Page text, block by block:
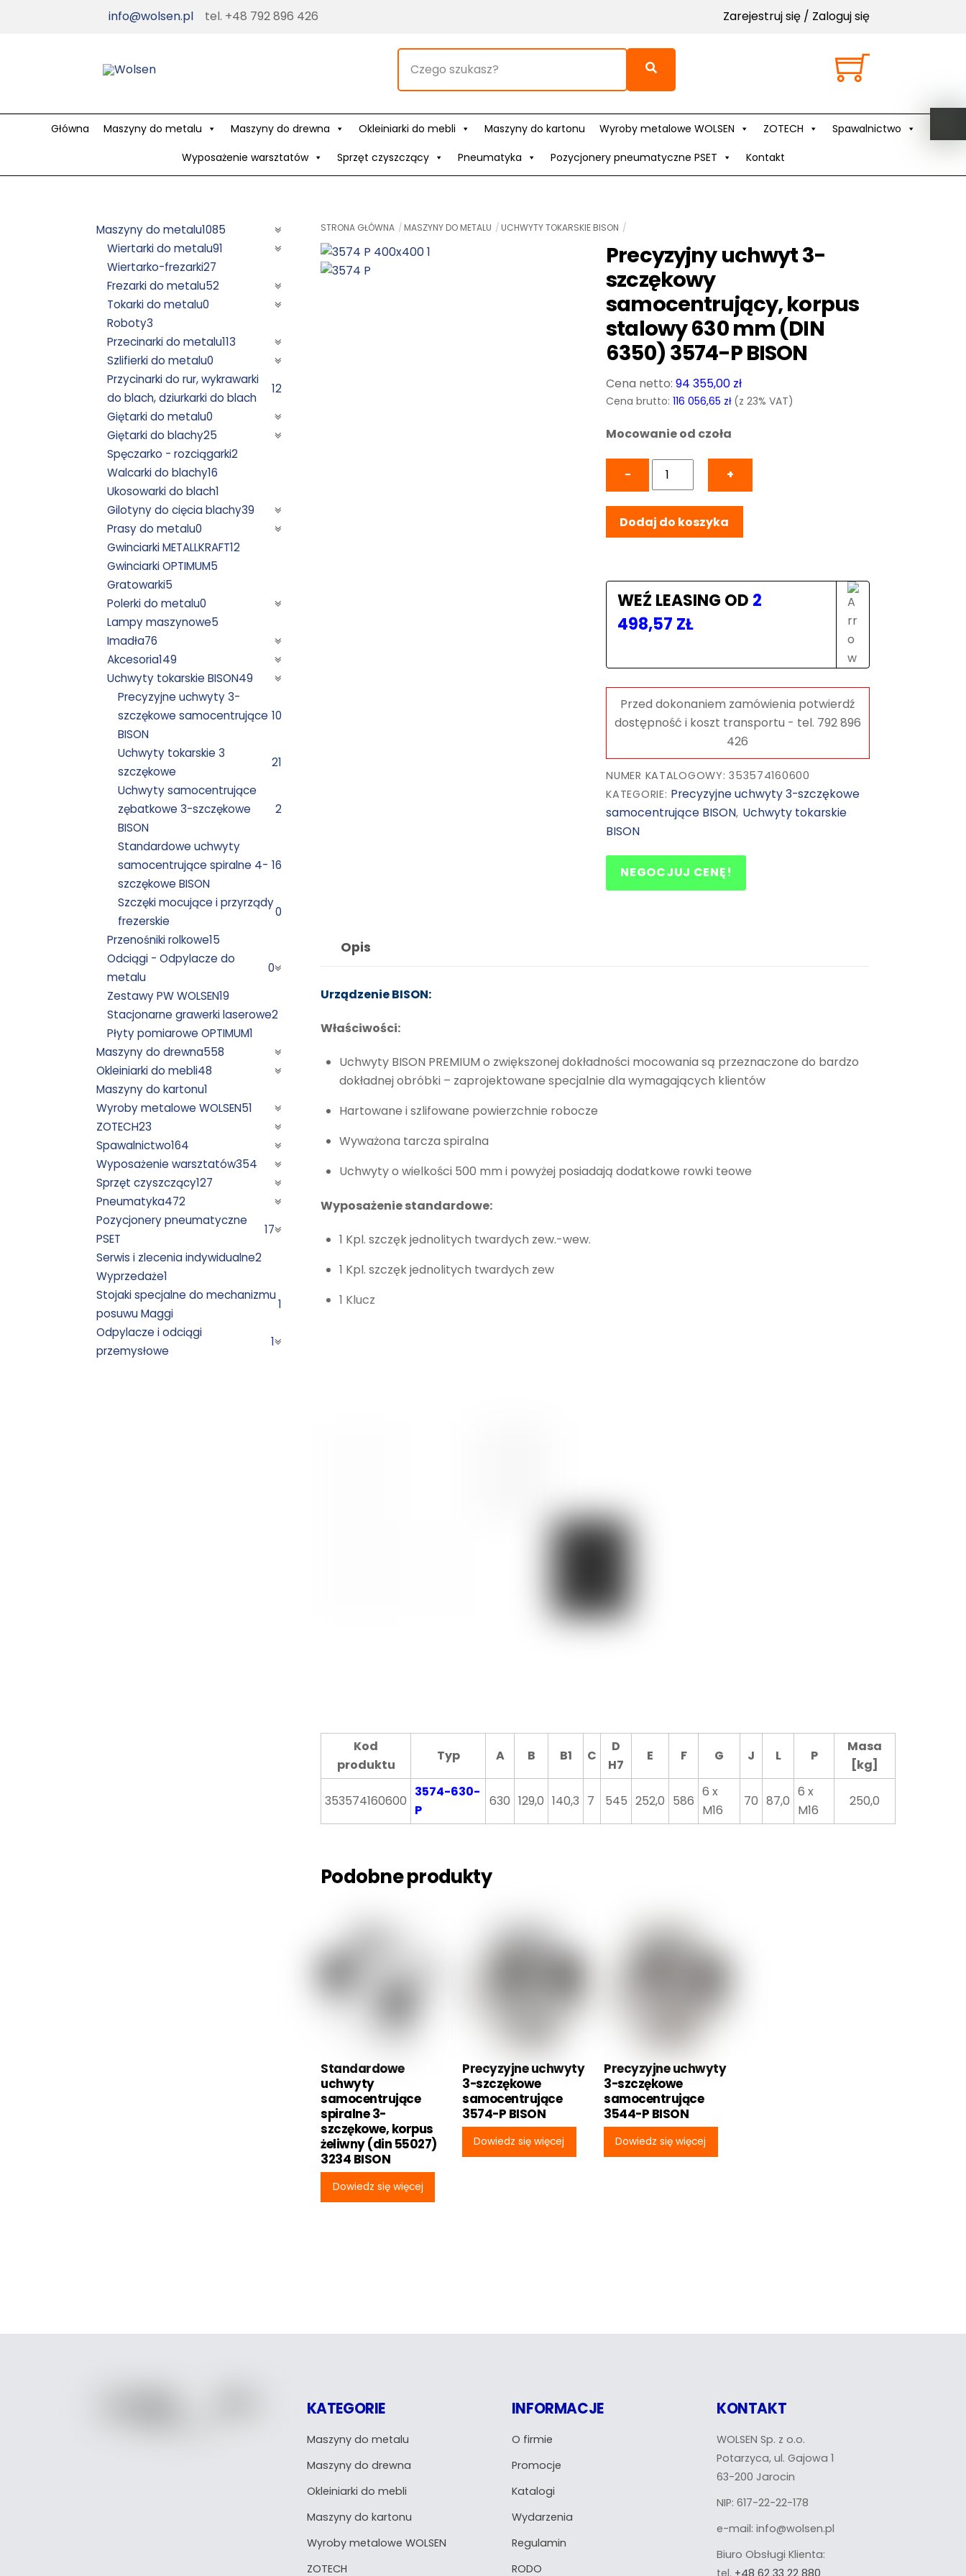
info@wolsen.pl tel. +48 792 896 426 Zarejestruj się / Zaloguj się
Cart
Główna Maszyny do metalu Maszyny do drewna Okleiniarki do mebli Maszyny do kartonu Wyroby metalowe WOLSEN ZOTECH
Spawalnictwo
Wyposażenie warsztatów
Sprzęt czyszczący Pneumatyka Pozycjonery pneumatyczne PSET Kontakt
STRONA GŁÓWNA MASZYNY DO METALU UCHWYTY TOKARSKIE BISON
Precyzyjny uchwyt 3-
szczękowy
samocentrujący, korpus
stalowy 630 mm (DIN
6350) 3574-P BISON
94 355,00 zł
Cena brutto:116 056,65 zł(z 23% VAT)
Mocowanie od czoła
−
ilość
Precyzyjny
uchwyt
3-
szczękowy
korpus
stalowy
630
mm
6350)
3574-
P
BISON
+
Dodaj do koszyka
WEŹ LEASING OD 2
498,57 ZŁ
NUMER KATALOGOWY: 353574160600
KATEGORIE: Precyzyjne uchwyty 3-szczękowe
samocentrujące BISON, Uchwyty tokarskie
BISON
NEGOCJUJ CENĘ!
Opis
Urządzenie BISON:
Właściwości:
Uchwyty BISON PREMIUM o zwiększonej dokładności mocowania są przeznaczone do bardzo
dokładnej obróbki – zaprojektowane specjalnie dla wymagających klientów
Hartowane i szlifowane powierzchnie robocze
Wyważona tarcza spiralna
Uchwyty o wielkości 500 mm i powyżej posiadają dodatkowe rowki teowe
Wyposażenie standardowe:
1 Kpl. szczęk jednolitych twardych zew.-wew.
1 Kpl. szczęk jednolitych twardych zew
1 Klucz
Kod
produktu
Typ A B B1 C
D
H7
E F G J L P
Masa
[kg]
353574160600
3574-630-
P
630 129,0 140,3 7 545 252,0 586
6 x
M16
70 87,0
6 x
M16
250,0
Podobne produkty
Standardowe
uchwyty
samocentrujące
spiralne 3-
szczękowe, korpus
żeliwny (din 55027)
3234 BISON
Dowiedz się więcej
Precyzyjne uchwyty
3-szczękowe
samocentrujące
3574-P BISON
Dowiedz się więcej
Precyzyjne uchwyty
3-szczękowe
samocentrujące
3544-P BISON
Dowiedz się więcej
Maszyny do metalu1085
Wiertarki do metalu91
Wiertarko-frezarki27
Frezarki do metalu52
Tokarki do metalu0
Roboty3
Przecinarki do metalu113
Szlifierki do metalu0
Przycinarki do rur, wykrawarki
do blach, dziurkarki do blach
12
Giętarki do metalu0
Giętarki do blachy25
Spęczarko - rozciągarki2
Walcarki do blachy16
Ukosowarki do blach1
Gilotyny do cięcia blachy39
Prasy do metalu0
Gwinciarki METALLKRAFT12
Gwinciarki OPTIMUM5
Gratowarki5
Polerki do metalu0
Lampy maszynowe5
Imadła76
Akcesoria149
Uchwyty tokarskie BISON49
Precyzyjne uchwyty 3-
szczękowe samocentrujące
BISON
10
Uchwyty tokarskie 3
szczękowe
21
Uchwyty samocentrujące
zębatkowe 3-szczękowe
BISON
2
Standardowe uchwyty
samocentrujące spiralne 4-
szczękowe BISON
16
Szczęki mocujące i przyrządy
frezerskie
0
Przenośniki rolkowe15
Odciągi - Odpylacze do
metalu
0
Zestawy PW WOLSEN19
Stacjonarne grawerki laserowe2
Płyty pomiarowe OPTIMUM1
Maszyny do drewna558
Okleiniarki do mebli48
Maszyny do kartonu1
Wyroby metalowe WOLSEN51
ZOTECH23
Spawalnictwo164
Wyposażenie warsztatów354
Sprzęt czyszczący127
Pneumatyka472
Pozycjonery pneumatyczne
PSET
17
Serwis i zlecenia indywidualne2
Wyprzedaże1
Stojaki specjalne do mechanizmu
posuwu Maggi
1
Odpylacze i odciągi
przemysłowe
1
KATEGORIE
Maszyny do metalu
Maszyny do drewna
Okleiniarki do mebli
Maszyny do kartonu
Wyroby metalowe WOLSEN
ZOTECH
INFORMACJE
O firmie
Promocje
Katalogi
Wydarzenia
Regulamin
RODO
KONTAKT
WOLSEN Sp. z o.o.
Potarzyca, ul. Gajowa 1
63-200 Jarocin
NIP: 617-22-22-178
e-mail: info@wolsen.pl
Biuro Obsługi Klienta:
tel. +48 62 33 22 880